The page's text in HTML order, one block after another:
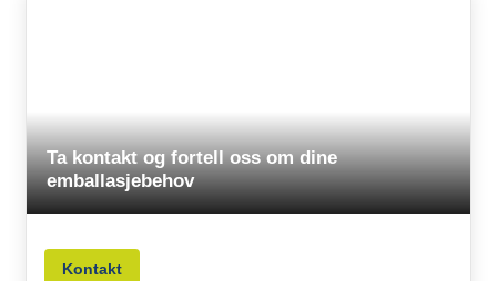
Ta kontakt og fortell oss om dine
emballasjebehov
Kontakt